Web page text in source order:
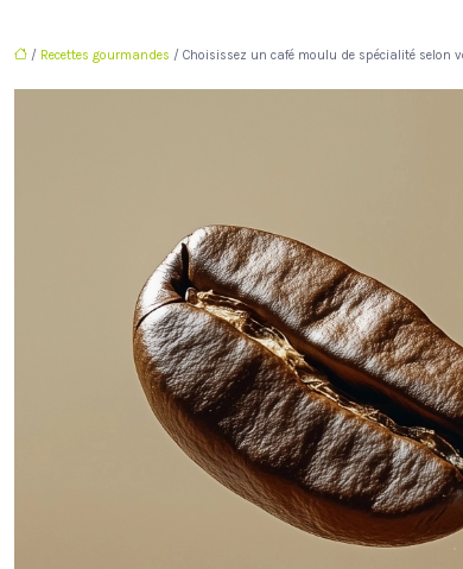
/ Recettes gourmandes / Choisissez un café moulu de spécialité selon